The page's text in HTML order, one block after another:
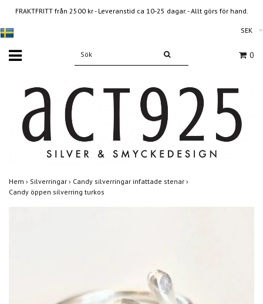
FRAKTFRITT från 2500 kr - Leveranstid ca 10-25 dagar. - Allt görs för hand.
SEK
0
Hem › Silverringar › Candy silverringar infattade stenar ›
Candy öppen silverring turkos